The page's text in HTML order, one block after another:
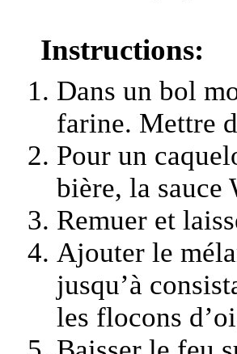
Instructions:
Dans un bol
farine. Mettre
Pour un
bière, la sauce
Remuer et
Ajouter le
jusqu’à
les flocons